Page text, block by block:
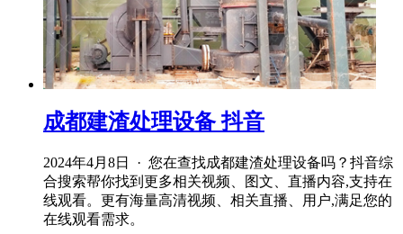
成都建渣处理设备 抖音
2024年4月8日 · 您在查找成都建渣处理设备吗？抖音综
合搜索帮你找到更多相关视频、图文、直播内容,支持在
线观看。更有海量高清视频、相关直播、用户,满足您的
在线观看需求。